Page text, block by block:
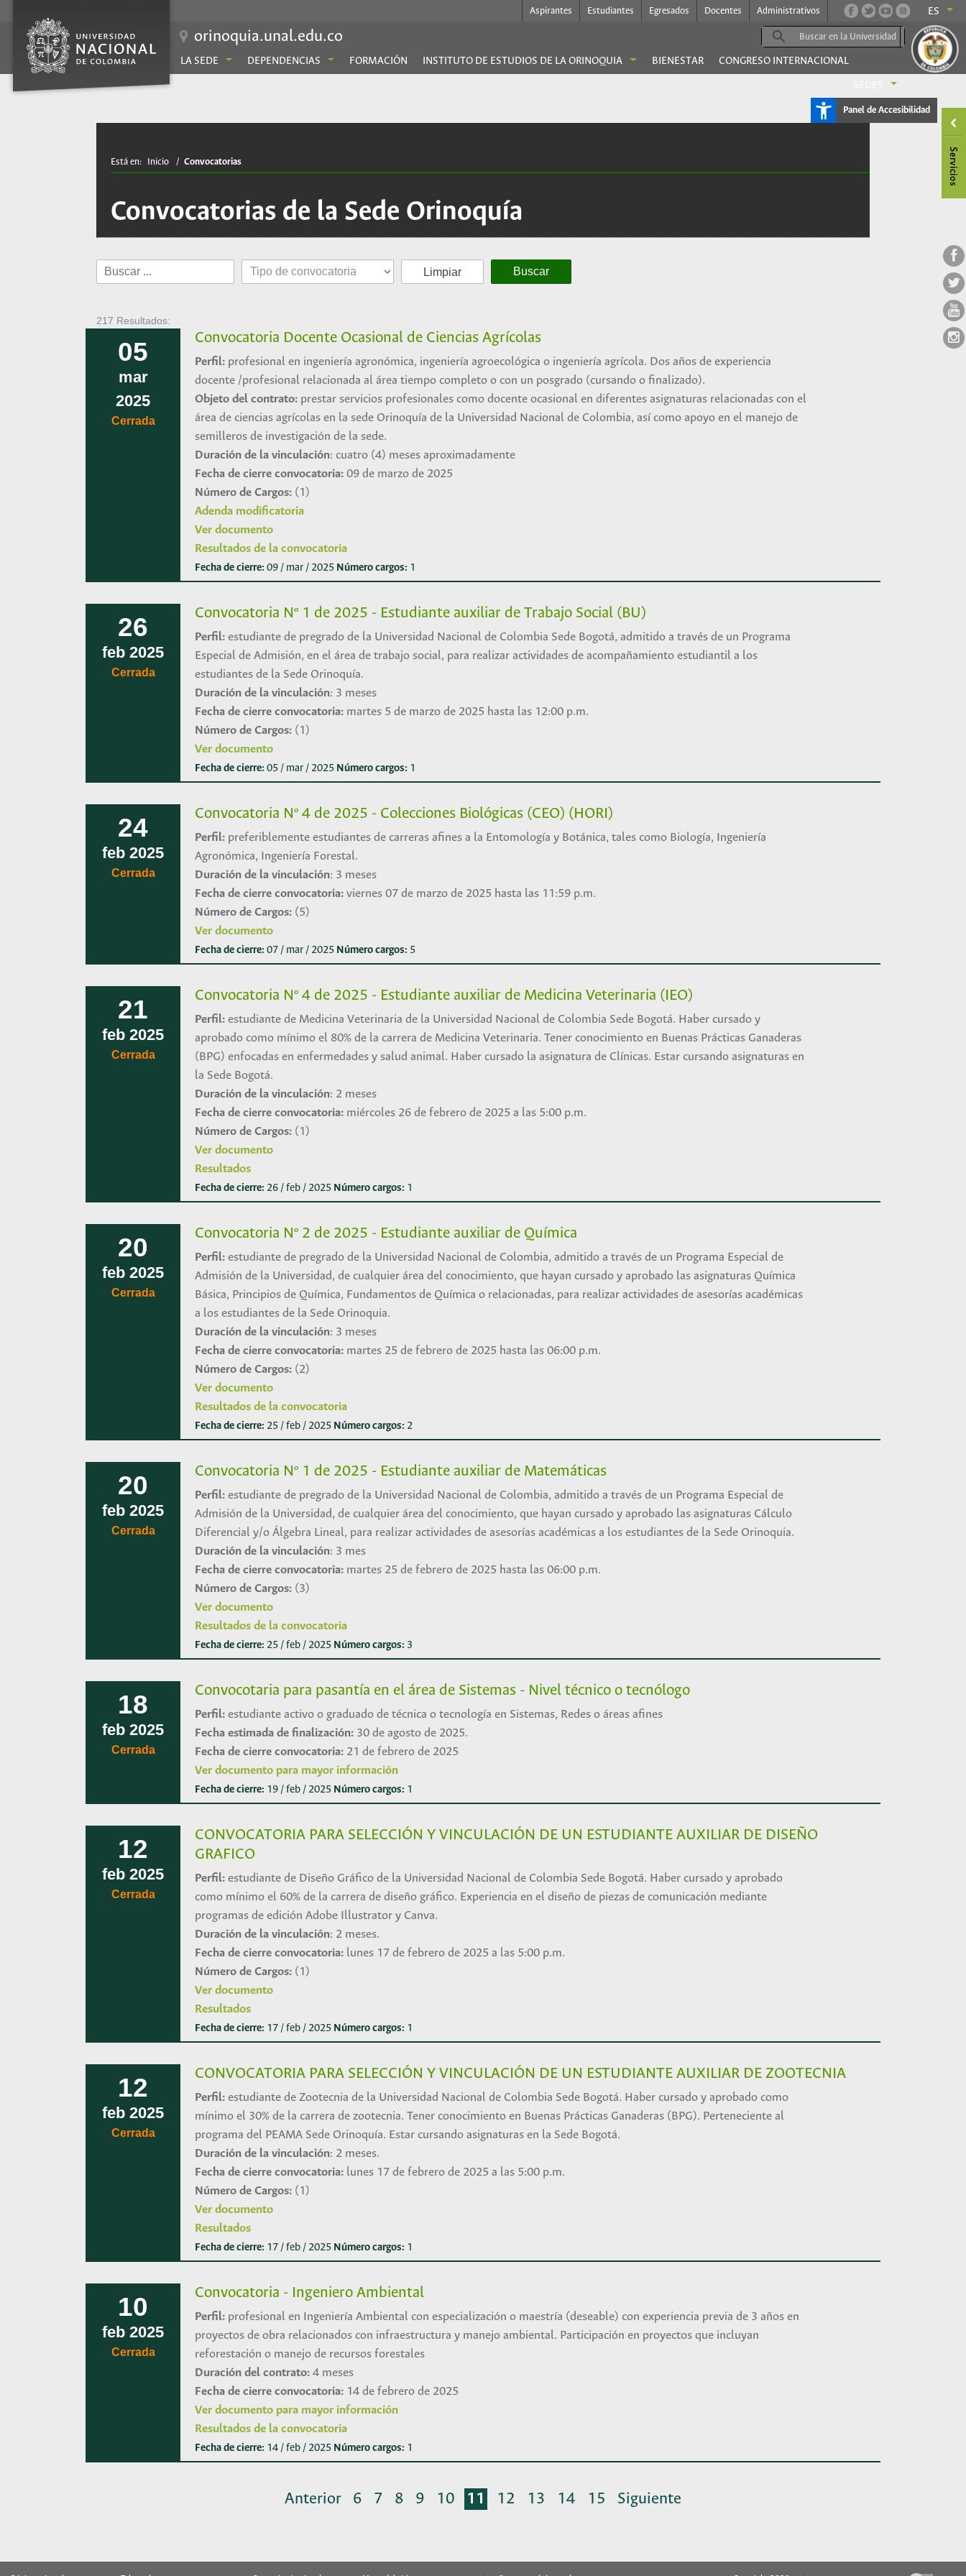
Aspirantes Estudiantes Egresados Docentes Administrativos ES
orinoquia.unal.edu.co
LA SEDE DEPENDENCIAS FORMACIÓN INSTITUTO DE ESTUDIOS DE LA ORINOQUIA BIENESTAR CONGRESO INTERNACIONAL
Panel de Accesibilidad
Está en: Inicio / Convocatorias
Convocatorias de la Sede Orinoquía
Limpiar
217 Resultados:
05
mar
2025
Cerrada
Convocatoria Docente Ocasional de Ciencias Agrícolas
Perfil: profesional en ingeniería agronómica, ingeniería agroecológica o ingeniería agrícola. Dos años de experiencia
docente /profesional relacionada al área tiempo completo o con un posgrado (cursando o finalizado).
Objeto del contrato: prestar servicios profesionales como docente ocasional en diferentes asignaturas relacionadas con el
área de ciencias agrícolas en la sede Orinoquía de la Universidad Nacional de Colombia, así como apoyo en el manejo de
semilleros de investigación de la sede.
Duración de la vinculación: cuatro (4) meses aproximadamente
Fecha de cierre convocatoria:09 de marzo de 2025
Número de Cargos: (1)
Adenda modificatoria
​Ver ​​​​documento
Resultados de la convocatoria
Fecha de cierre:09 / mar / 2025 Número cargos: 1
26
feb2025
Cerrada
Convocatoria Nº 1 de 2025 - Estudiante auxiliar de Trabajo Social (BU)
Perfil: estudiante de pregrado de la Universidad Nacional de Colombia Sede Bogotá, admitido a través de un Programa
Especial de Admisión, en el área de trabajo social, para realizar actividades de acompañamiento estudiantil a los
estudiantes de la Sede Orinoquía.
Duración de la vinculación: 3 meses
Fecha de cierre convocatoria: martes 5 de marzo de 2025 hasta las 12:00 p.m.
Número de Cargos: (1)
Ver documento
Fecha de cierre:05 / mar / 2025 Número cargos: 1
24
feb2025
Cerrada
Convocatoria Nº 4 de 2025 - Colecciones Biológicas (CEO) (HORI)
Perfil: preferiblemente estudiantes de carreras afines a la Entomología y Botánica, tales como Biología, Ingeniería
Agronómica, Ingeniería Forestal.
Duración de la vinculación: 3 meses
Fecha de cierre convocatoria:viernes 07 de marzo de 2025 hasta las 11:59 p.m.
Número de Cargos: (5)
Ver documento
Fecha de cierre:07 / mar / 2025 Número cargos: 5
21
feb2025
Cerrada
Convocatoria Nº 4 de 2025 - Estudiante auxiliar de Medicina Veterinaria (IEO)
Perfil: estudiante de Medicina Veterinaria de la Universidad Nacional de Colombia Sede Bogotá. Haber cursado y
aprobado como mínimo el 80% de la carrera de Medicina Veterinaria. Tener conocimiento en Buenas Prácticas Ganaderas
(BPG) enfocadas en enfermedades y salud animal. Haber cursado la asignatura de Clínicas. Estar cursando asignaturas en
la Sede Bogotá.
Duración de la vinculación: 2 meses
Fecha de cierre convocatoria: miércoles 26 de febrero de 2025 a las 5:00 p.m.
Número de Cargos: (1)
Ver documento
Resultados
Fecha de cierre: 26 / feb / 2025 Número cargos: 1
20
feb2025
Cerrada
Convocatoria Nº 2 de 2025 - Estudiante auxiliar de Química
Perfil: estudiante de pregrado de la Universidad Nacional de Colombia, admitido a través de un Programa Especial de
Admisión de la Universidad, de cualquier área del conocimiento, que hayan cursado y aprobado las asignaturas Química
Básica, Principios de Química, Fundamentos de Química o relacionadas, para realizar actividades de asesorías académicas
a los estudiantes de la Sede Orinoquia.
Duración de la vinculación: 3 meses
Fecha de cierre convocatoria: martes 25 de febrero de 2025 hasta las 06:00 p.m.
Número de Cargos: (2)
Ver documento
Resultados de la convocatoria
Fecha de cierre: 25 / feb / 2025 Número cargos: 2
20
feb2025
Cerrada
Convocatoria Nº 1 de 2025 - Estudiante auxiliar de Matemáticas
Perfil: estudiante de pregrado de la Universidad Nacional de Colombia, admitido a través de un Programa Especial de
Admisión de la Universidad, de cualquier área del conocimiento, que hayan cursado y aprobado las asignaturas Cálculo
Diferencial y/o Álgebra Lineal, para realizar actividades de asesorías académicas a los estudiantes de la Sede Orinoquia.
Duración de la vinculación: 3 mes
Fecha de cierre convocatoria: martes 25 de febrero de 2025 hasta las 06:00 p.m.
Número de Cargos: (3)
Ver documento
Resultados de la convocatoria
Fecha de cierre: 25 / feb / 2025 Número cargos: 3
18
feb2025
Cerrada
Convocotaria para pasantía en el área de Sistemas - Nivel técnico o tecnólogo
Perfil:estudiante activo o graduado de técnica o tecnología en Sistemas, Redes o áreas afines
Fecha estimada de finalización: 30 de agosto de 2025.
Fecha de cierre convocatoria: 21 de febrero de 2025
Ver documento para mayor información
Fecha de cierre: 19 / feb / 2025 Número cargos: 1
12
feb2025
Cerrada
CONVOCATORIA PARA SELECCIÓN Y VINCULACIÓN DE UN ESTUDIANTE AUXILIAR DE DISEÑO
GRAFICO
Perfil: estudiante de Diseño Gráfico de la Universidad Nacional de Colombia Sede Bogotá. Haber cursado y aprobado
como mínimo el 60% de la carrera de diseño gráfico. Experiencia en el diseño de piezas de comunicación mediante
programas de edición Adobe Illustrator y Canva.
Duración de la vinculación: 2 meses.
Fecha de cierre convocatoria: lunes 17 de febrero de 2025 a las 5:00 p.m.
Número de Cargos: (1)
Ver documento
Resultados
Fecha de cierre: 17 / feb / 2025 Número cargos: 1
12
feb2025
Cerrada
CONVOCATORIA PARA SELECCIÓN Y VINCULACIÓN DE UN ESTUDIANTE AUXILIAR DE ZOOTECNIA
Perfil: estudiante de Zootecnia de la Universidad Nacional de Colombia Sede Bogotá. Haber cursado y aprobado como
mínimo el 30% de la carrera de zootecnia. Tener conocimiento en Buenas Prácticas Ganaderas (BPG). Perteneciente al
programa del PEAMA Sede Orinoquía. Estar cursando asignaturas en la Sede Bogotá.
Duración de la vinculación: 2 meses.
Fecha de cierre convocatoria: lunes 17 de febrero de 2025 a las 5:00 p.m.
Número de Cargos: (1)
Ver documento
Resultados
Fecha de cierre: 17 / feb / 2025 Número cargos: 1
10
feb2025
Cerrada
Convocatoria - Ingeniero Ambiental
Perfil: profesional en Ingeniería Ambiental con especialización o maestría (deseable) con experiencia previa de 3 años en
proyectos de obra relacionados con infraestructura y manejo ambiental. Participación en proyectos que incluyan
reforestación o manejo de recursos forestales
Duración del contrato:4 meses
Fecha de cierre convocatoria: 14 de febrero de 2025
Ver documento para mayor información
Resultados de la convocatoria
Fecha de cierre: 14 / feb / 2025 Número cargos: 1
Anterior 6 7 8 9 10 11 12 13 14 15 Siguiente